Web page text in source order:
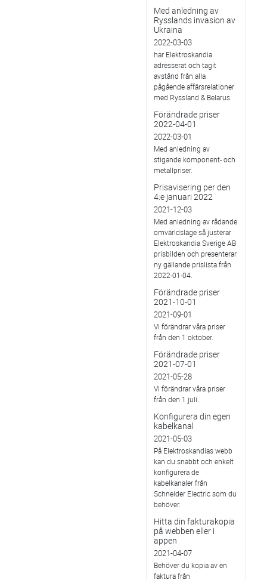
Med anledning av
Rysslands invasion av
Ukraina
2022-03-03
har Elektroskandia
adresserat och tagit
avstånd från alla
pågående affärsrelationer
med Ryssland & Belarus.
Förändrade priser
2022-04-01
2022-03-01
Med anledning av
stigande komponent- och
metallpriser.
Prisavisering per den
4:e januari 2022
2021-12-03
Med anledning av rådande
omvärldsläge så justerar
Elektroskandia Sverige AB
prisbilden och presenterar
ny gällande prislista från
2022-01-04.
Förändrade priser
2021-10-01
2021-09-01
Vi förändrar våra priser
från den 1 oktober.
Förändrade priser
2021-07-01
2021-05-28
Vi förändrar våra priser
från den 1 juli.
Konfigurera din egen
kabelkanal
2021-05-03
På Elektroskandias webb
kan du snabbt och enkelt
konfigurera de
kabelkanaler från
Schneider Electric som du
behöver.
Hitta din fakturakopia
på webben eller i
appen
2021-04-07
Behöver du kopia av en
faktura från